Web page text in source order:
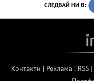
СЛЕДВАЙ НИ В:
Контакти | Реклама | RSS|